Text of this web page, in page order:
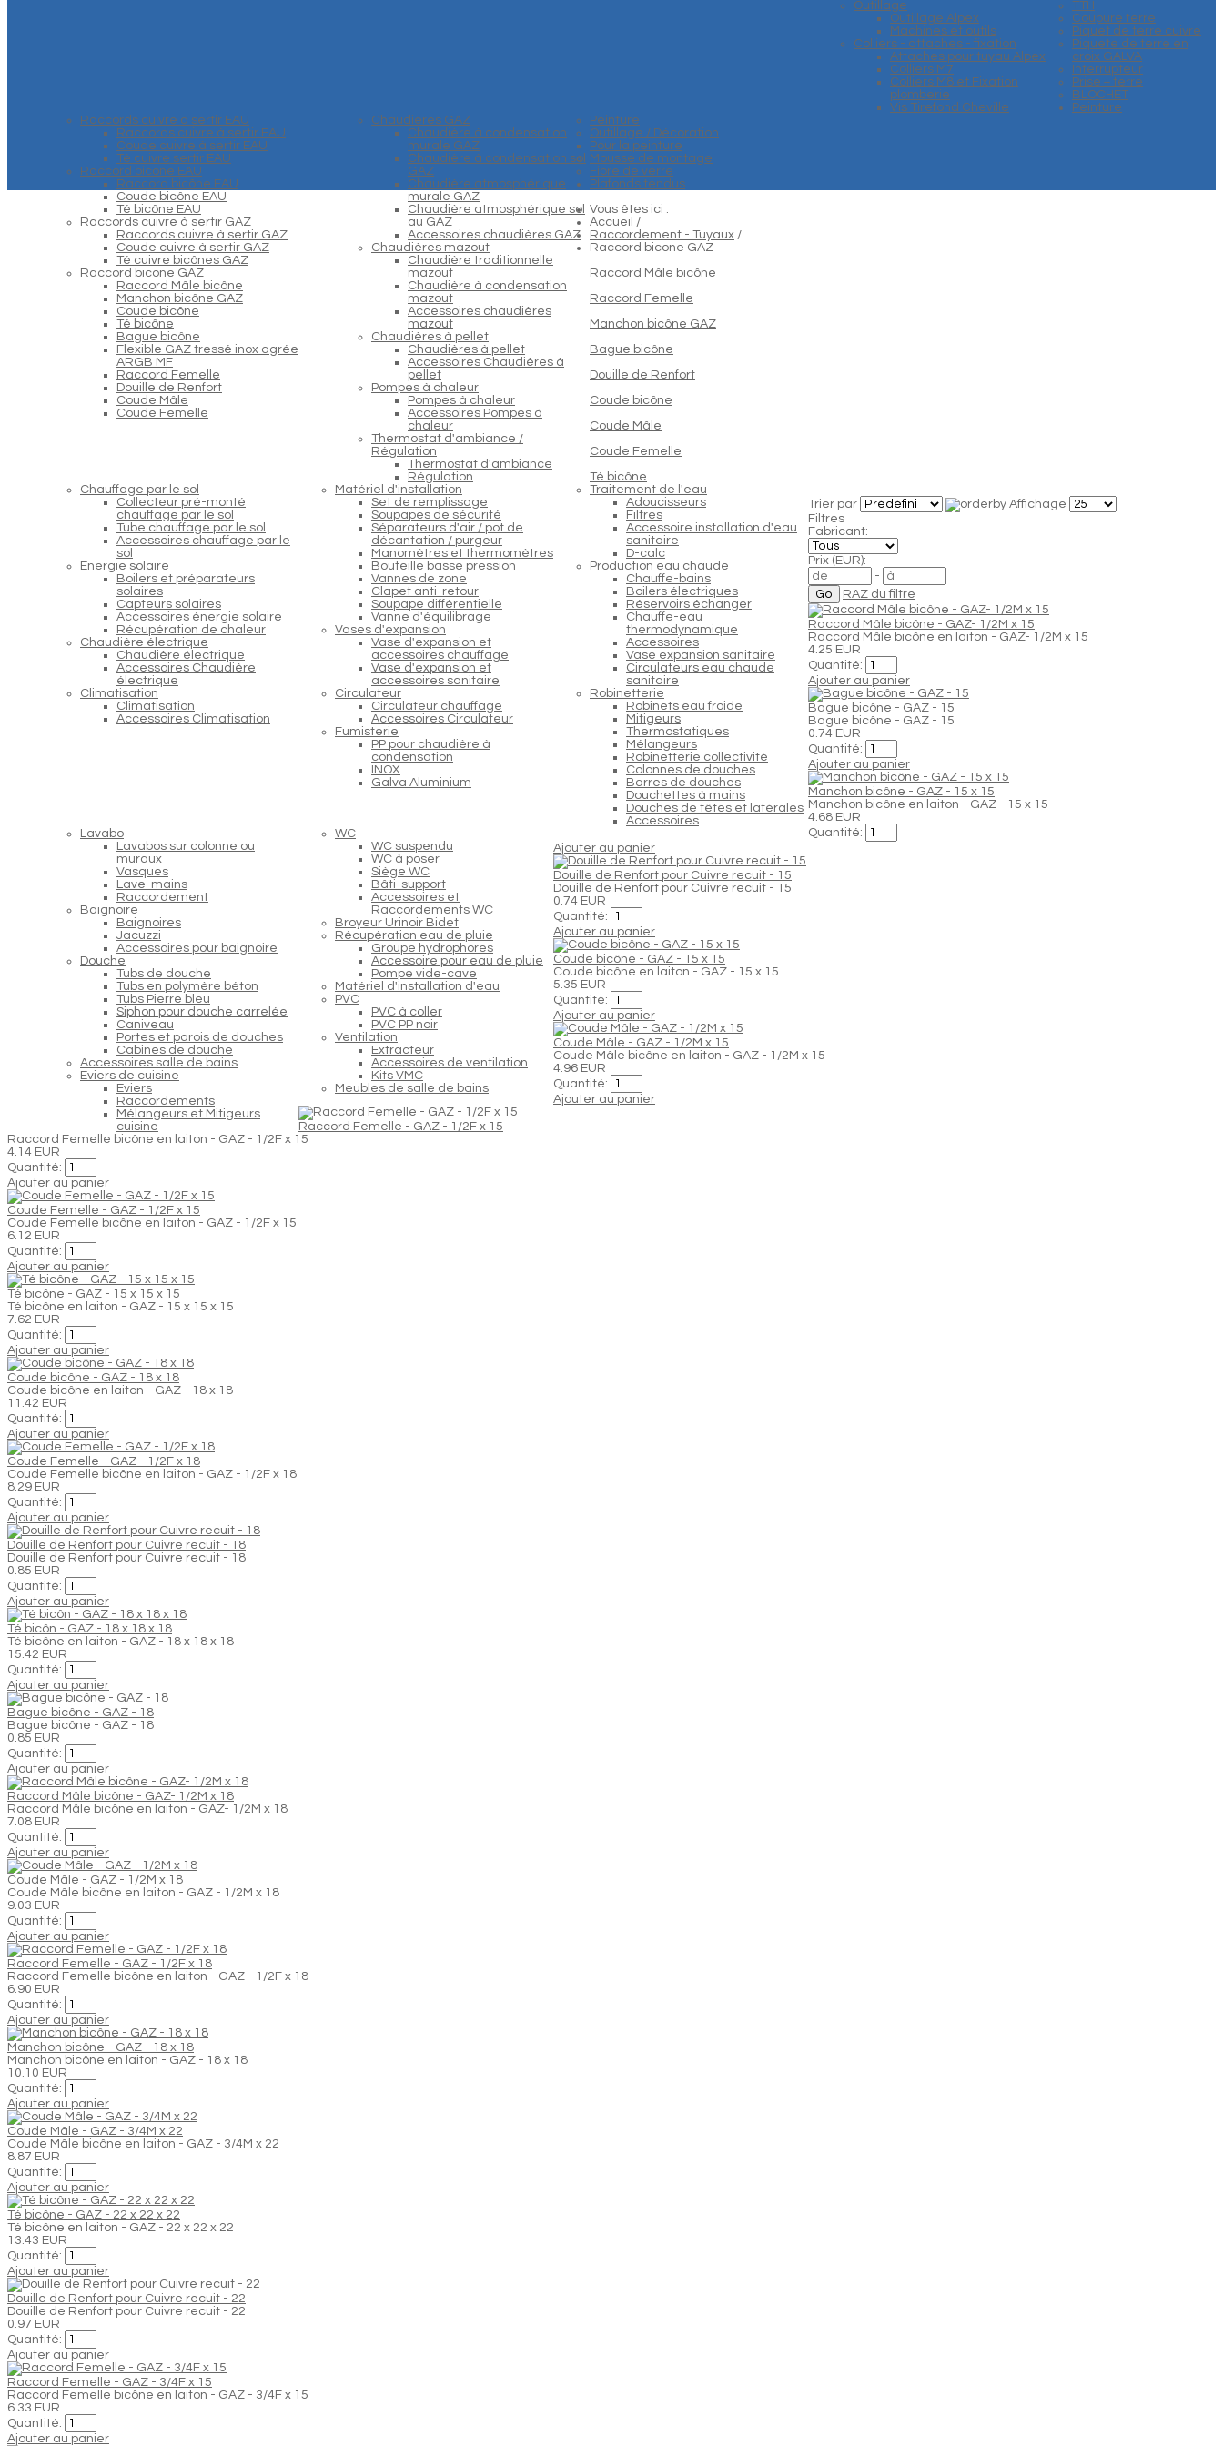
Outillage
Outillage Alpex
Machines et outils
Colliers - attaches - fixation
Attaches pour tuyau Alpex
Colliers M7
Colliers M8 et Fixation
plomberie
Vis Tirefond Cheville
Raccords cuivre à sertir EAU
Raccords cuivre à sertir EAU
Coude cuivre à sertir EAU
Té cuivre sertir EAU
Raccord bicone EAU
Raccord bicône EAU
Coude bicône EAU
Té bicône EAU
Raccords cuivre à sertir GAZ
Raccords cuivre à sertir GAZ
Coude cuivre à sertir GAZ
Té cuivre bicônes GAZ
Raccord bicone GAZ
Raccord Mâle bicône
Manchon bicône GAZ
Coude bicône
Té bicône
Bague bicône
Flexible GAZ tressé inox agrée
ARGB MF
Raccord Femelle
Douille de Renfort
Coude Mâle
Coude Femelle
Chaudières GAZ
Chaudière à condensation
murale GAZ
Chaudière à condensation sol
GAZ
Chaudière atmosphérique
murale GAZ
Chaudière atmosphérique sol
au GAZ
Accessoires chaudières GAZ
Chaudières mazout
Chaudière traditionnelle
mazout
Chaudière à condensation
mazout
Accessoires chaudières
mazout
Chaudières à pellet
Chaudières à pellet
Accessoires Chaudières à
pellet
Pompes à chaleur
Pompes à chaleur
Accessoires Pompes à
chaleur
Thermostat d'ambiance /
Régulation
Thermostat d'ambiance
Régulation
Chauffage par le sol
Collecteur pré-monté
chauffage par le sol
Tube chauffage par le sol
Accessoires chauffage par le
sol
Energie solaire
Boilers et préparateurs
solaires
Capteurs solaires
Accessoires énergie solaire
Récupération de chaleur
Chaudière électrique
Chaudière électrique
Accessoires Chaudière
électrique
Climatisation
Climatisation
Accessoires Climatisation
Matériel d'installation
Set de remplissage
Soupapes de sécurité
Séparateurs d'air / pot de
décantation / purgeur
Manomètres et thermomètres
Bouteille basse pression
Vannes de zone
Clapet anti-retour
Soupape différentielle
Vanne d'équilibrage
Vases d'expansion
Vase d'expansion et
accessoires chauffage
Vase d'expansion et
accessoires sanitaire
Circulateur
Circulateur chauffage
Accessoires Circulateur
Fumisterie
PP pour chaudière à
condensation
INOX
Galva Aluminium
Traitement de l'eau
Adoucisseurs
Filtres
Accessoire installation d'eau
sanitaire
D-calc
Production eau chaude
Chauffe-bains
Boilers électriques
Réservoirs échanger
Chauffe-eau
thermodynamique
Accessoires
Vase expansion sanitaire
Circulateurs eau chaude
sanitaire
Robinetterie
Robinets eau froide
Mitigeurs
Thermostatiques
Mélangeurs
Robinetterie collectivité
Colonnes de douches
Barres de douches
Douchettes à mains
Douches de têtes et latérales
Accessoires
Lavabo
Lavabos sur colonne ou
muraux
Vasques
Lave-mains
Raccordement
Baignoire
Baignoires
Jacuzzi
Accessoires pour baignoire
Douche
Tubs de douche
Tubs en polymère béton
Tubs Pierre bleu
Siphon pour douche carrelée
Caniveau
Portes et parois de douches
Cabines de douche
Accessoires salle de bains
Eviers de cuisine
Eviers
Raccordements
Mélangeurs et Mitigeurs
cuisine
WC
WC suspendu
WC à poser
Siège WC
Bâti-support
Accessoires et
Raccordements WC
Broyeur Urinoir Bidet
Récupération eau de pluie
Groupe hydrophores
Accessoire pour eau de pluie
Pompe vide-cave
Matériel d'installation d'eau
PVC
PVC à coller
PVC PP noir
Ventilation
Extracteur
Accessoires de ventilation
Kits VMC
Meubles de salle de bains
TTH
Coupure terre
Piquet de terre cuivre
Piquete de terre en
croix GALVA
Interrupteur
Prise + terre
BLOCHET
Peinture
Peinture
Outillage / Décoration
Pour la peinture
Mousse de montage
Fibre de verre
Plafonds tendus
Vous êtes ici :
Accueil /
Raccordement - Tuyaux /
Raccord bicone GAZ
Raccord Mâle bicône
Raccord Femelle
Manchon bicône GAZ
Bague bicône
Douille de Renfort
Coude bicône
Coude Mâle
Coude Femelle
Té bicône
Trier par
Affichage
Filtres
Fabricant:
Prix (EUR):
-
RAZ du filtre
Raccord Mâle bicône - GAZ- 1/2M x 15
Raccord Mâle bicône en laiton - GAZ- 1/2M x 15
4.25 EUR
Quantité:
Ajouter au panier
Bague bicône - GAZ - 15
Bague bicône - GAZ - 15
0.74 EUR
Quantité:
Ajouter au panier
Manchon bicône - GAZ - 15 x 15
Manchon bicône en laiton - GAZ - 15 x 15
4.68 EUR
Quantité:
Ajouter au panier
Douille de Renfort pour Cuivre recuit - 15
Douille de Renfort pour Cuivre recuit - 15
0.74 EUR
Quantité:
Ajouter au panier
Coude bicône - GAZ - 15 x 15
Coude bicône en laiton - GAZ - 15 x 15
5.35 EUR
Quantité:
Ajouter au panier
Coude Mâle - GAZ - 1/2M x 15
Coude Mâle bicône en laiton - GAZ - 1/2M x 15
4.96 EUR
Quantité:
Ajouter au panier
Raccord Femelle - GAZ - 1/2F x 15
Raccord Femelle bicône en laiton - GAZ - 1/2F x 15
4.14 EUR
Quantité:
Ajouter au panier
Coude Femelle - GAZ - 1/2F x 15
Coude Femelle bicône en laiton - GAZ - 1/2F x 15
6.12 EUR
Quantité:
Ajouter au panier
Té bicône - GAZ - 15 x 15 x 15
Té bicône en laiton - GAZ - 15 x 15 x 15
7.62 EUR
Quantité:
Ajouter au panier
Coude bicône - GAZ - 18 x 18
Coude bicône en laiton - GAZ - 18 x 18
11.42 EUR
Quantité:
Ajouter au panier
Coude Femelle - GAZ - 1/2F x 18
Coude Femelle bicône en laiton - GAZ - 1/2F x 18
8.29 EUR
Quantité:
Ajouter au panier
Douille de Renfort pour Cuivre recuit - 18
Douille de Renfort pour Cuivre recuit - 18
0.85 EUR
Quantité:
Ajouter au panier
Té bicôn - GAZ - 18 x 18 x 18
Té bicône en laiton - GAZ - 18 x 18 x 18
15.42 EUR
Quantité:
Ajouter au panier
Bague bicône - GAZ - 18
Bague bicône - GAZ - 18
0.85 EUR
Quantité:
Ajouter au panier
Raccord Mâle bicône - GAZ- 1/2M x 18
Raccord Mâle bicône en laiton - GAZ- 1/2M x 18
7.08 EUR
Quantité:
Ajouter au panier
Coude Mâle - GAZ - 1/2M x 18
Coude Mâle bicône en laiton - GAZ - 1/2M x 18
9.03 EUR
Quantité:
Ajouter au panier
Raccord Femelle - GAZ - 1/2F x 18
Raccord Femelle bicône en laiton - GAZ - 1/2F x 18
6.90 EUR
Quantité:
Ajouter au panier
Manchon bicône - GAZ - 18 x 18
Manchon bicône en laiton - GAZ - 18 x 18
10.10 EUR
Quantité:
Ajouter au panier
Coude Mâle - GAZ - 3/4M x 22
Coude Mâle bicône en laiton - GAZ - 3/4M x 22
8.87 EUR
Quantité:
Ajouter au panier
Té bicône - GAZ - 22 x 22 x 22
Té bicône en laiton - GAZ - 22 x 22 x 22
13.43 EUR
Quantité:
Ajouter au panier
Douille de Renfort pour Cuivre recuit - 22
Douille de Renfort pour Cuivre recuit - 22
0.97 EUR
Quantité:
Ajouter au panier
Raccord Femelle - GAZ - 3/4F x 15
Raccord Femelle bicône en laiton - GAZ - 3/4F x 15
6.33 EUR
Quantité:
Ajouter au panier